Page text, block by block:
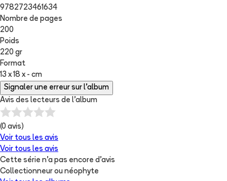
9782723461634
Nombre de pages
200
Poids
220 gr
Format
13 x 18 x - cm
Signaler une erreur sur l'album
Avis des lecteurs de l'album
(0 avis)
Voir tous les avis
Voir tous les avis
Cette série n'a pas encore d'avis
Collectionneur ou néophyte